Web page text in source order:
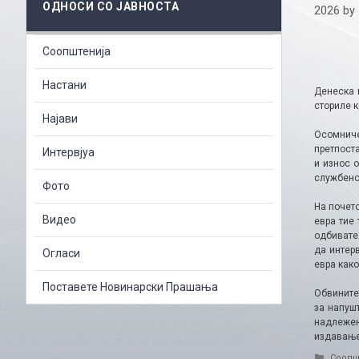
2026 by
Денеска
сториле
и износ
На
евра тие
да
евра
за
ОДНОСИ СО ЈАВНОСТА
Соопштенија
Настани
Најави
Интервјуа
Фото
Видео
Огласи
Поставете Новинарски Прашања